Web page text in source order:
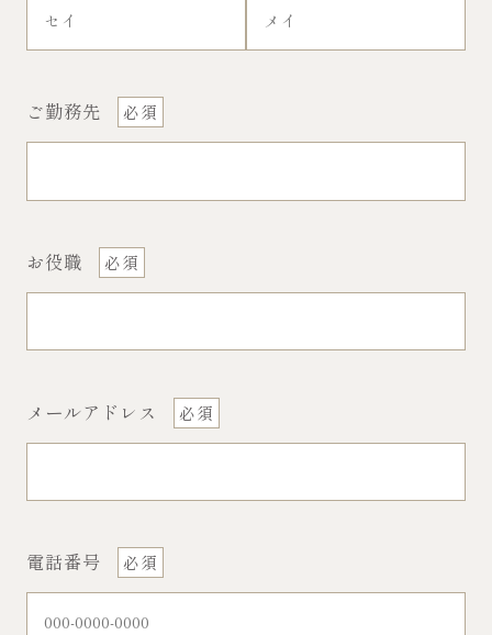
ご勤務先
お役職
メールアドレス
電話番号